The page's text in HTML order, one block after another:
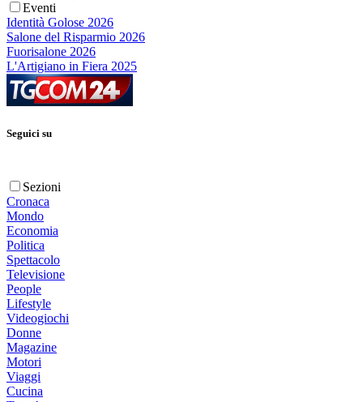
Eventi
Identità Golose 2026
Salone del Risparmio 2026
Fuorisalone 2026
L'Artigiano in Fiera 2025
Seguici su
Sezioni
Cronaca
Mondo
Economia
Politica
Spettacolo
Televisione
People
Lifestyle
Videogiochi
Donne
Magazine
Motori
Viaggi
Cucina